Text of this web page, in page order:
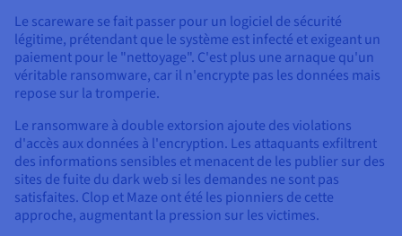
Le scareware se fait passer pour un logiciel de sécurité
légitime, prétendant que le système est infecté et exigeant un
paiement pour le "nettoyage". C'est plus une arnaque qu'un
véritable ransomware, car il n'encrypte pas les données mais
repose sur la tromperie.
Le ransomware à double extorsion ajoute des violations
d'accès aux données à l'encryption. Les attaquants exfiltrent
des informations sensibles et menacent de les publier sur des
sites de fuite du dark web si les demandes ne sont pas
satisfaites. Clop et Maze ont été les pionniers de cette
approche, augmentant la pression sur les victimes.